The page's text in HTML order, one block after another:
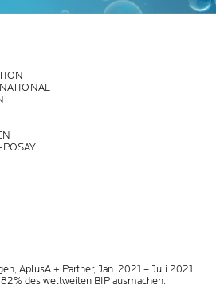
AplusA + Partner, Jan. 2021 – Juli 2021,
des weltweiten BIP ausmachen.